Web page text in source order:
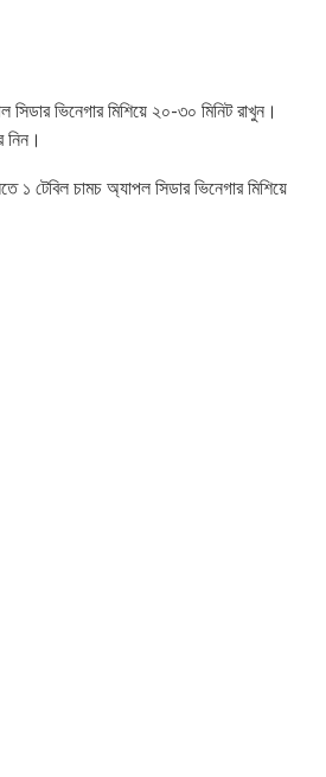
ভিনেগার মিশিয়ে ২০-৩০ মিনিট রাখুন।
নিন।
টেবিল চামচ অ্যাপল সিডার ভিনেগার মিশিয়ে